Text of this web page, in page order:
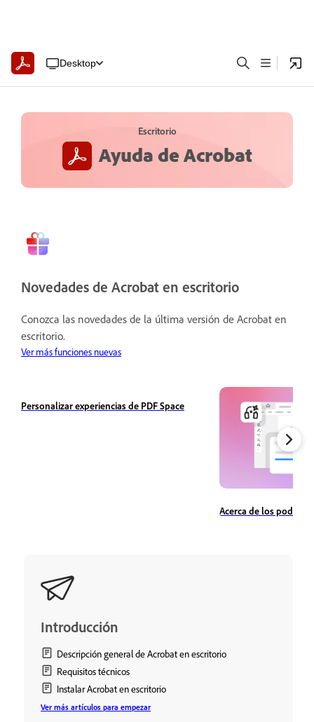
Desktop
Escritorio
Ayuda de Acrobat
Novedades de Acrobat en escritorio
Conozca las novedades de la última versión de Acrobat en
escritorio.
Ver más funciones nuevas
Personalizar experiencias de PDF Space
Acerca de los podcast
Introducción
Descripción general de Acrobat en escritorio
Requisitos técnicos
Instalar Acrobat en escritorio
Ver más artículos para empezar